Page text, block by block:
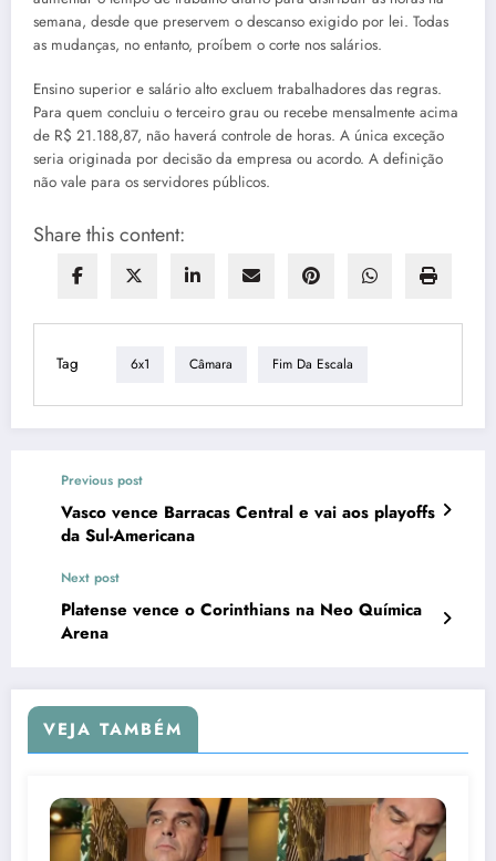
semana, desde que preservem o descanso exigido por lei. Todas
as mudanças, no entanto, proíbem o corte nos salários.
Ensino superior e salário alto excluem trabalhadores das regras.
Para quem concluiu o terceiro grau ou recebe mensalmente acima
de R$ 21.188,87, não haverá controle de horas. A única exceção
seria originada por decisão da empresa ou acordo. A definição
não vale para os servidores públicos.
Share this content:
Tag 6x1 Câmara Fim Da Escala
Previous post
Vasco vence Barracas Central e vai aos playoffs
da Sul-Americana
Next post
Platense vence o Corinthians na Neo Química
Arena
VEJA TAMBÉM